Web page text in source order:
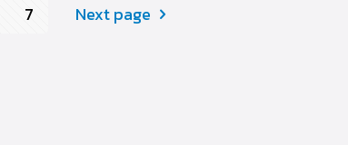
7 Next page